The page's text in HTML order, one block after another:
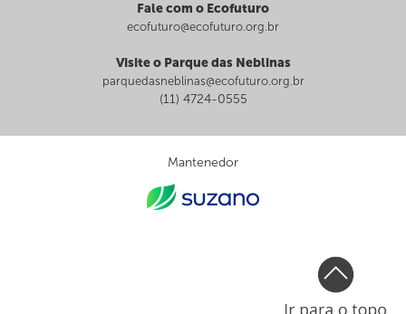
Fale com o Ecofuturo
ecofuturo@ecofuturo.org.br
Visite o Parque das Neblinas
parquedasneblinas@ecofuturo.org.br
(11) 4724-0555
Mantenedor